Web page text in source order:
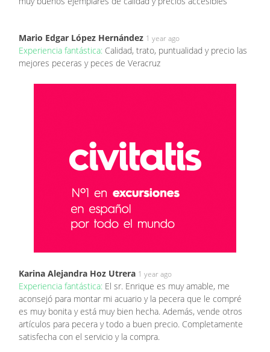
Mario Edgar López Hernández 1 year ago
Experiencia fantástica: Calidad, trato, puntualidad y precio las
mejores peceras y peces de Veracruz
Karina Alejandra Hoz Utrera 1 year ago
Experiencia fantástica: El sr. Enrique es muy amable, me
aconsejó para montar mi acuario y la pecera que le compré
es muy bonita y está muy bien hecha. Además, vende otros
artículos para pecera y todo a buen precio. Completamente
satisfecha con el servicio y la compra.